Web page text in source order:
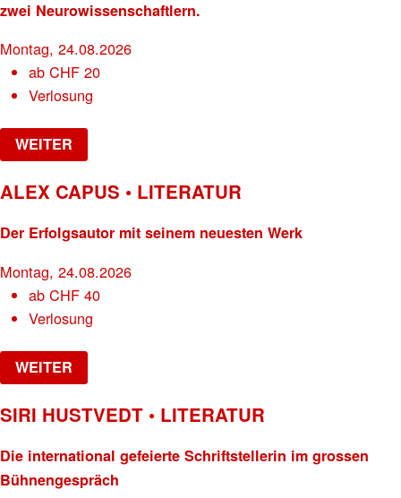
zwei Neurowissenschaftlern.
Montag, 24.08.2026
abCHF 20
Verlosung
WEITER
ALEX CAPUS • LITERATUR
Der Erfolgsautor mit seinem neuesten Werk
Montag, 24.08.2026
abCHF 40
Verlosung
WEITER
SIRI HUSTVEDT • LITERATUR
Die international gefeierte Schriftstellerin im grossen
Bühnengespräch